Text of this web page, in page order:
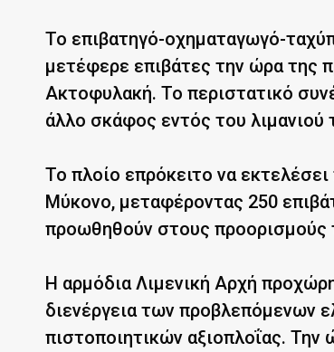
Το επιβατηγό-οχηματαγωγό-
μετέφερε επιβάτες την ώρα της
Ακτοφυλακή. Το περιστατικό
άλλο σκάφος εντός του
Το πλοίο επρόκειτο να
Μύκονο, μεταφέροντας 250
προωθηθούν στους προορισμούς
Η αρμόδια Λιμενική Αρχή
διενέργεια των προβλεπόμενων
πιστοποιητικών αξιοπλοΐας.